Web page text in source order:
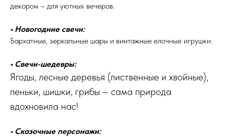
декором – для уютных вечеров.
• Новогодние свечи:
Бархатные, зеркальные шары и винтажные елочные игрушки.
• Свечи-шедевры:
Ягоды, лесные деревья (лиственные и хвойные),
пеньки, шишки, грибы – сама природа
вдохновила нас!
• Сказочные персонажи: